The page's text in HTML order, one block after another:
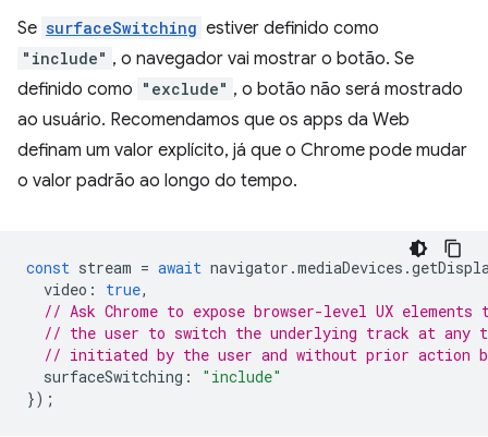
Se surfaceSwitching estiver definido como
"include" , o navegador vai mostrar o botão. Se
definido como "exclude" , o botão não será mostrado
ao usuário. Recomendamos que os apps da Web
definam um valor explícito, já que o Chrome pode mudar
o valor padrão ao longo do tempo.
const stream = await navigator .mediaDevices .
video : true,
// Ask Chrome to expose browser-level UX
// the user to switch the underlying track at any
// initiated by the user and without prior action
surfaceSwitching :
"include"
});